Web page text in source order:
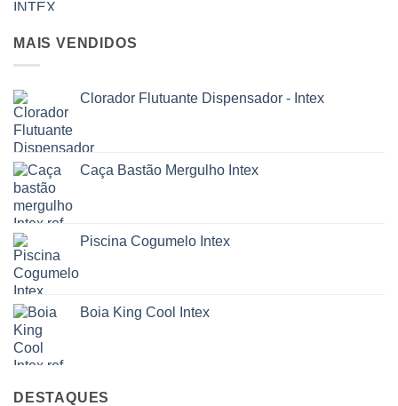
MAIS VENDIDOS
Clorador Flutuante Dispensador - Intex
Caça Bastão Mergulho Intex
Piscina Cogumelo Intex
Boia King Cool Intex
DESTAQUES